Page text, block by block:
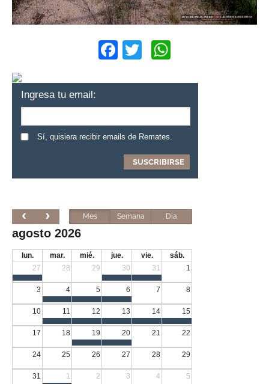
Facebook
Twitter
Ingresa tu email:
Sí, quisiera recibir emails de Remates.
Mes Semana Día
agosto 2026
lun. mar. mié. jue. vie.
sáb.
27
28 29 30 31 1
3 4 5 6 7 8
10 11 12 13 14 15
17 18 19 20 21 22
24 25 26 27 28 29
31 1 2 3 4 5